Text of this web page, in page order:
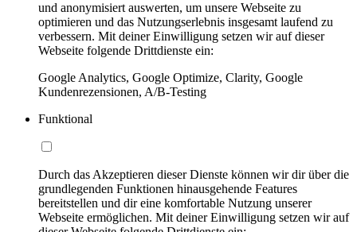
und anonymisiert auswerten, um unsere Webseite zu
optimieren und das Nutzungserlebnis insgesamt laufend zu
verbessern. Mit deiner Einwilligung setzen wir auf dieser
Webseite folgende Drittdienste ein:
Google Analytics, Google Optimize, Clarity, Google
Kundenrezensionen, A/B-Testing
Funktional
Durch das Akzeptieren dieser Dienste können wir dir über die
grundlegenden Funktionen hinausgehende Features
bereitstellen und dir eine komfortable Nutzung unserer
Webseite ermöglichen. Mit deiner Einwilligung setzen wir auf